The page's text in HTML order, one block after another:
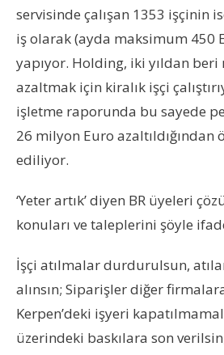
servisinde çalışan 1353 işçinin
iş olarak (ayda maksimum 450
yapıyor. Holding, iki yıldan beri
azaltmak için kiralık işçi
işletme raporunda bu sayede
26 milyon Euro azaltıldığından
ediliyor.
‘Yeter artık’ diyen BR üyeleri
konuları ve taleplerini şöyle
İşçi atılmalar durdurulsun,
alınsın; Siparişler diğer
Kerpen’deki işyeri
üzerindeki baskılara son